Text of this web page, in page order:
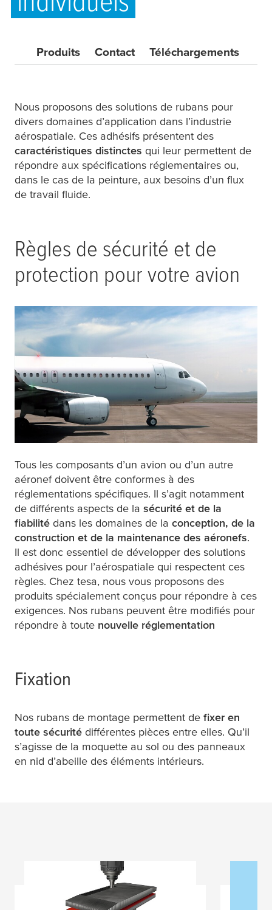
Produits Contact Téléchargements
Nous proposons des solutions de rubans pour
divers domaines d’application dans l’industrie
aérospatiale. Ces adhésifs présentent des
caractéristiques distinctes qui leur permettent de
répondre aux spécifications réglementaires ou,
dans le cas de la peinture, aux besoins d’un flux
de travail fluide.
Règles de sécurité et de
protection pour votre avion
Tous les composants d’un avion ou d’un autre
aéronef doivent être conformes à des
réglementations spécifiques. Il s’agit notamment
de différents aspects de la sécurité et de la
fiabilité dans les domaines de la conception, de la
construction et de la maintenance des aéronefs.
Il est donc essentiel de développer des solutions
adhésives pour l’aérospatiale qui respectent ces
règles. Chez tesa, nous vous proposons des
produits spécialement conçus pour répondre à ces
exigences. Nos rubans peuvent être modifiés pour
répondre à toute nouvelle réglementation
Fixation
Nos rubans de montage permettent de fixer en
toute sécurité différentes pièces entre elles. Qu’il
s’agisse de la moquette au sol ou des panneaux
en nid d’abeille des éléments intérieurs.